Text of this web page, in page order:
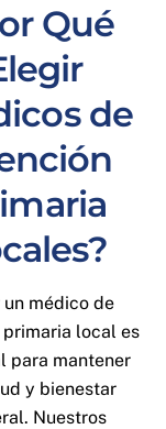
Qué
de
un médico de
local es
para mantener
y bienestar
Nuestros